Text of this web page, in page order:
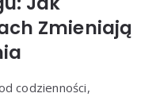
Zmieniają
codzienności,